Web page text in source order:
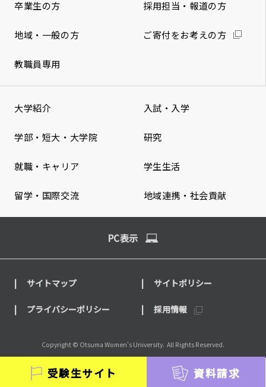
受験生サイト 資料請求
卒業生の方 採用担当・報道の方
地域・一般の方 ご寄付をお考えの方
教職員専用
大学紹介 入試・入学
学部・短大・大学院 研究
就職・キャリア 学生生活
留学・国際交流 地域連携・社会貢献
PC表示
サイトマップ サイトポリシー
プライバシーポリシー 採用情報
Copyright © Otsuma Women's University. All Rights Reserved.